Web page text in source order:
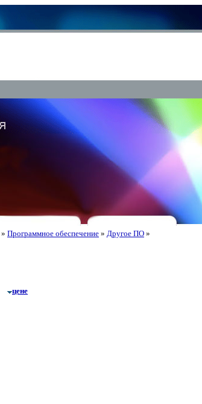
» Программное обеспечение » Другое ПО »
цене